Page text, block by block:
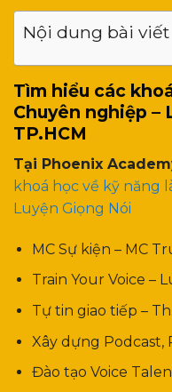
Nội dung bài viết
Tìm hiểu các
Chuyên nghiệp –
TP.HCM
Tại Phoenix
khoá học về kỹ năng
Luyện Giọng Nói
MC Sự kiện – MC
Train Your Voice –
Tự tin giao tiếp –
Xây dựng Podcast,
Đào tạo Voice